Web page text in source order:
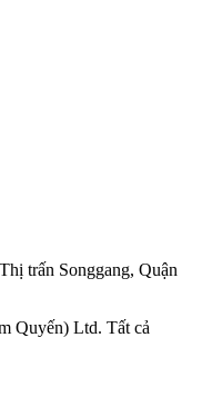
trấn Songgang, Quận
Quyến) Ltd. Tất cả